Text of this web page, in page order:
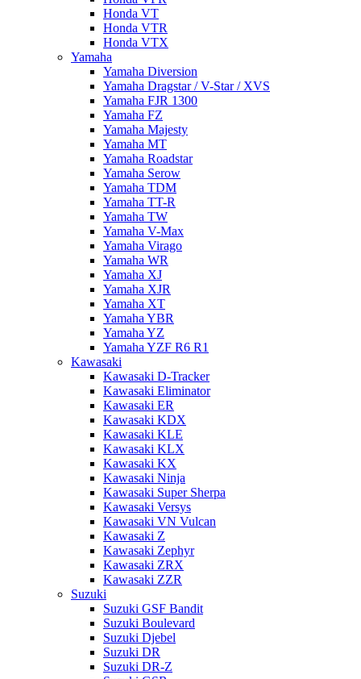
Honda VT
Honda VTR
Honda VTX
Yamaha
Yamaha Diversion
Yamaha Dragstar / V-Star / XVS
Yamaha FJR 1300
Yamaha FZ
Yamaha Majesty
Yamaha MT
Yamaha Roadstar
Yamaha Serow
Yamaha TDM
Yamaha TT-R
Yamaha TW
Yamaha V-Max
Yamaha Virago
Yamaha WR
Yamaha XJ
Yamaha XJR
Yamaha XT
Yamaha YBR
Yamaha YZ
Yamaha YZF R6 R1
Kawasaki
Kawasaki D-Tracker
Kawasaki Eliminator
Kawasaki ER
Kawasaki KDX
Kawasaki KLE
Kawasaki KLX
Kawasaki KX
Kawasaki Ninja
Kawasaki Super Sherpa
Kawasaki Versys
Kawasaki VN Vulcan
Kawasaki Z
Kawasaki Zephyr
Kawasaki ZRX
Kawasaki ZZR
Suzuki
Suzuki GSF Bandit
Suzuki Boulevard
Suzuki Djebel
Suzuki DR
Suzuki DR-Z